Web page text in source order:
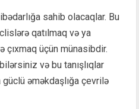
sahib olacaqlar. Bu
qatılmaq və ya
çıxmaq üçün münasibdir.
və bu tanışlıqlar
əməkdaşlığa çevrilə